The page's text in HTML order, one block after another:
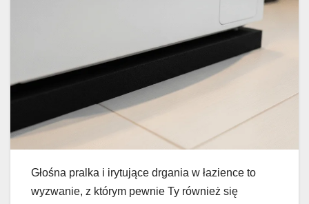
Głośna pralka i irytujące drgania w łazience to
wyzwanie, z którym pewnie Ty również się